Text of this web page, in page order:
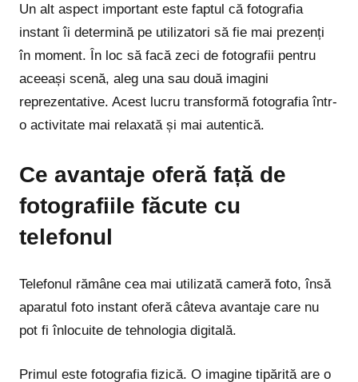
Un alt aspect important este faptul că fotografia
instant îi determină pe utilizatori să fie mai prezenți
în moment. În loc să facă zeci de fotografii pentru
aceeași scenă, aleg una sau două imagini
reprezentative. Acest lucru transformă fotografia într-
o activitate mai relaxată și mai autentică.
Ce avantaje oferă față de
fotografiile făcute cu
telefonul
Telefonul rămâne cea mai utilizată cameră foto, însă
aparatul foto instant oferă câteva avantaje care nu
pot fi înlocuite de tehnologia digitală.
Primul este fotografia fizică. O imagine tipărită are o